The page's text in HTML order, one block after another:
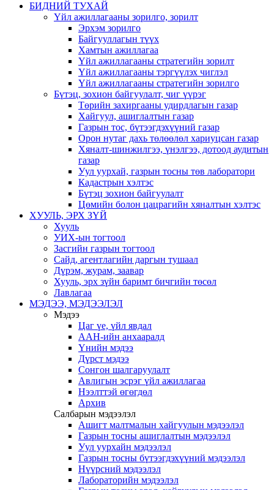
БИДНИЙ ТУХАЙ
Үйл ажиллагааны зорилго, зорилт
Эрхэм зорилго
Байгууллагын түүх
Хамтын ажиллагаа
Үйл ажиллагааны стратегийн зорилт
Үйл ажиллагааны тэргүүлэх чиглэл
Үйл ажиллагааны стратегийн зорилго
Бүтэц, зохион байгуулалт, чиг үүрэг
Төрийн захиргааны удирдлагын газар
Хайгуул, ашиглалтын газар
Газрын тос, бүтээгдэхүүний газар
Орон нутаг дахь төлөөлөл хариуцсан газар
Хяналт-шинжилгээ, үнэлгээ, дотоод аудитын
газар
Уул уурхай, газрын тосны төв лаборатори
Кадастрын хэлтэс
Бүтэц зохион байгуулалт
Цөмийн болон цацрагийн хяналтын хэлтэс
ХУУЛЬ, ЭРХ ЗҮЙ
Хууль
УИХ-ын тогтоол
Засгийн газрын тогтоол
Сайд, агентлагийн даргын тушаал
Дүрэм, журам, заавар
Хууль, эрх зүйн баримт бичгийн төсөл
Лавлагаа
МЭДЭЭ, МЭДЭЭЛЭЛ
Мэдээ
Цаг үе, үйл явдал
ААН-ийн анхааралд
Үнийн мэдээ
Дүрст мэдээ
Сонгон шалгаруулалт
Авлигын эсрэг үйл ажиллагаа
Нээлттэй өгөгдөл
Архив
Салбарын мэдээлэл
Ашигт малтмалын хайгуулын мэдээлэл
Газрын тосны ашиглалтын мэдээлэл
Уул уурхайн мэдээлэл
Газрын тосны бүтээгдэхүүний мэдээлэл
Нүүрсний мэдээлэл
Лабораторийн мэдээлэл